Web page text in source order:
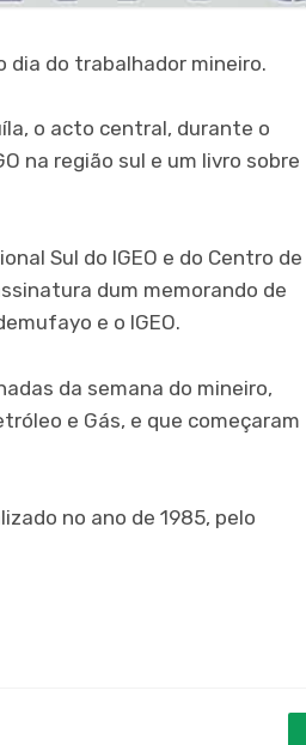
dia do trabalhador mineiro.
o acto central, durante o
na região sul e um livro sobre
Sul do IGEO e do Centro de
dum memorando de
e o IGEO.
da semana do mineiro,
e Gás, e que começaram
no ano de 1985, pelo